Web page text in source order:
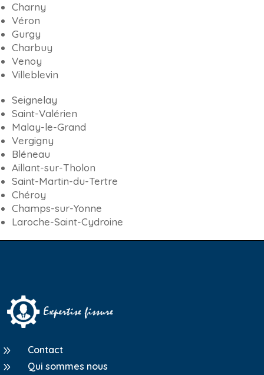
Charny
Véron
Gurgy
Charbuy
Venoy
Villeblevin
Seignelay
Saint-Valérien
Malay-le-Grand
Vergigny
Bléneau
Aillant-sur-Tholon
Saint-Martin-du-Tertre
Chéroy
Champs-sur-Yonne
Laroche-Saint-Cydroine
9 Contact
9 Qui sommes nous